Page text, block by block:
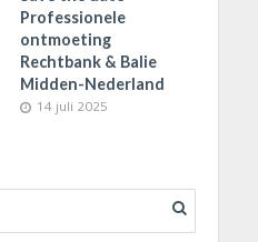
Professionele
ontmoeting
Rechtbank & Balie
Midden-Nederland
14 juli 2025